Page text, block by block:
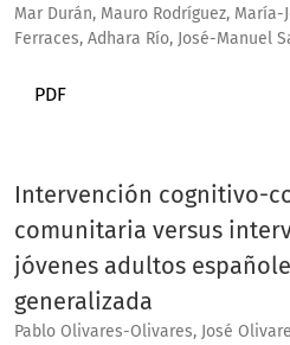
Mar Durán, Mauro Rodríguez, María-
Ferraces, Adhara Río, José-Manuel
PDF
Intervención cognitivo-
comunitaria versus
jóvenes adultos
generalizada
Pablo Olivares-Olivares, José